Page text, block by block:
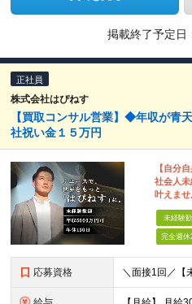
掲載終了予定日
正社員
株式会社はぴねす
【買取コンサル営業】◆年収が
社祝い金１５万円
【自分
社会人
叶えませ
未経験
完全週休
応募資格